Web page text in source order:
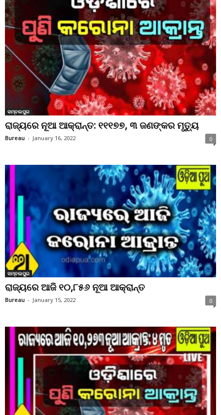
ସମ୍ବଲପୁର
ରାଜ୍ୟରେ ନୂଆ ଆକ୍ରାନ୍ତ: ୧୧୧୭୭, ୩ ଜଣଙ୍କର ମୃତ୍ୟୁ
Bureau - January 16, 2022 0
ସମ୍ବଲପୁର
ରାଜ୍ୟରେ ଆଜି ୧୦,୮୫୬ ନୂଆ ଆକ୍ରାନ୍ତ
Bureau - January 15, 2022 0